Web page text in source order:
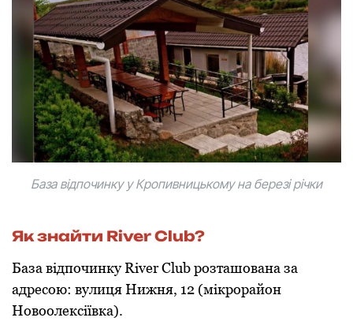
База відпочинку у Кропивницькому на березі річки
Як знайти River Club?
База відпочинку River Club розташована за
адресою: вулиця Нижня, 12 (мікрорайон
Новоолексіївка).